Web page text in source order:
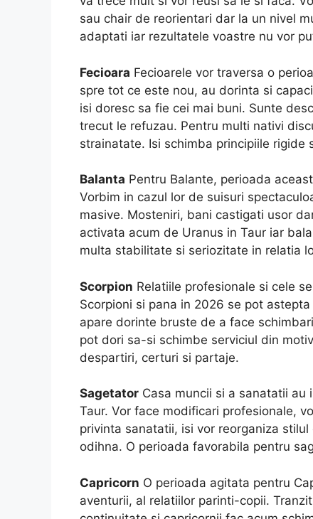
sau chair de reorientari dar la un nivel
adaptati iar rezultatele voastre nu vor
Fecioara Fecioarele vor traversa o
spre tot ce este nou, au dorinta si
isi doresc sa fie cei mai buni. Sunte
trecut le refuzau. Pentru multi nativi
strainatate. Isi schimba principiile rigide
Balanta Pentru Balante, perioada
Vorbim in cazul lor de suisuri
masive. Mosteniri, bani castigati usor
activata acum de Uranus in Taur iar
multa stabilitate si seriozitate in relatia
Scorpion Relatiile profesionale si cele
Scorpioni si pana in 2026 se pot
apare dorinte bruste de a face
pot dori sa-si schimbe serviciul din
despartiri, certuri si partaje.
Sagetator Casa muncii si a sanatatii
Taur. Vor face modificari profesionale,
privinta sanatatii, isi vor reorganiza
odihna. O perioada favorabila pentru
Capricorn O perioada agitata pentru
aventurii, al relatiilor parinti-copii.